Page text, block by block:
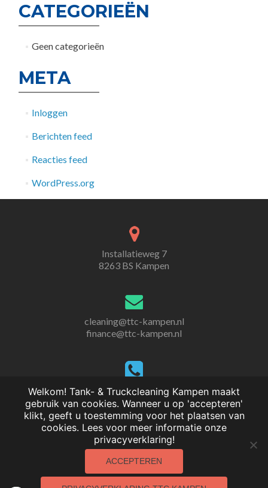
CATEGORIEËN
Geen categorieën
META
Inloggen
Berichten feed
Reacties feed
WordPress.org
Installatieweg 7
8263 BS Kampen
cleaning@ttc-kampen.nl
finance@ttc-kampen.nl
+31(0)38 - 33 38 471
© 2021 Alle rechten voorbehouden | Realisatie:
Welkom! Tank- & Truckcleaning Kampen maakt
gebruik van cookies. Wanneer u op 'accepteren'
klikt, geeft u toestemming voor het plaatsen van
cookies. Lees voor meer informatie onze
privacyverklaring!
ACCEPTEREN